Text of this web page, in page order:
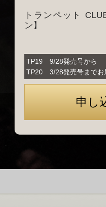
トランペット
ン】
TP19 9/28発売号から
TP20 3/28発売号までお